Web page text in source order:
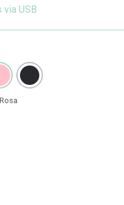
via USB
Rosa